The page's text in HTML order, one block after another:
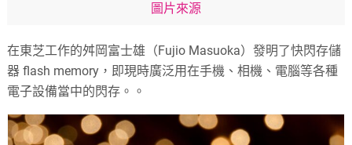
圖片來源
在東芝工作的舛岡富士雄（Fujio Masuoka）發明了快閃存儲
器 flash memory，即現時廣泛用在手機、相機、電腦等各種
電子設備當中的閃存。。